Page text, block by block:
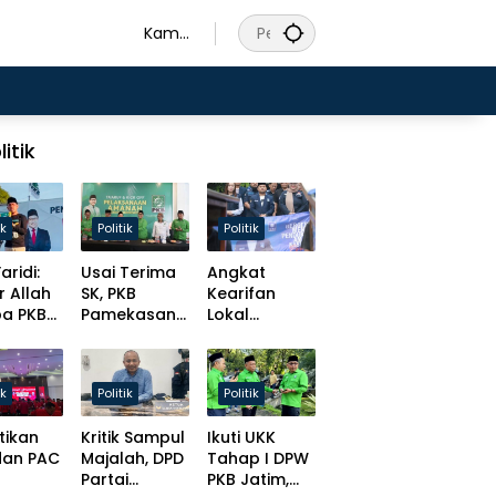
Kamis
Allah
PKB
Politik
Usai Terima
SK, PKB
Pamekasan
Target Solid
Hingga Desa
Politik
Angkat
Kearifan
Lokal
Slamet
Ariyadi
Bulatkan
Tekat Daftar
Caketum BM
PAN
PAC
Politik
Kritik Sampul
Majalah, DPD
Partai
Politik
Ikuti UKK
Tahap I DPW
PKB Jatim,